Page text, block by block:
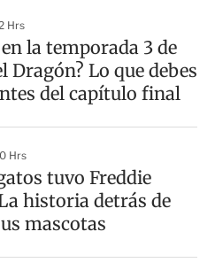
Hrs
en la temporada 3 de
Dragón? Lo que debes
del capítulo final
Hrs
tuvo Freddie
historia detrás de
mascotas